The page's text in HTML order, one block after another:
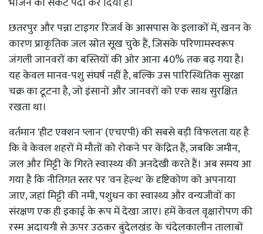
छतरपुर और पन्ना टाइगर रिजर्व के आसपास के इलाकों में, खनन के
कारण प्राकृतिक जल स्रोत सूख चुके हैं, जिसके परिणामस्वरूप
जंगली जानवरों का बस्तियों की ओर आना 40% तक बढ़ गया है।
यह केवल मानव-पशु संघर्ष नहीं है, बल्कि उस पारिस्थितिक सुरक्षा
चक्र का टूटना है, जो इंसानों और जानवरों को एक साथ सुरक्षित
रखता था।
वर्तमान 'हीट एक्शन प्लान' (एचएपी) की सबसे बड़ी विफलता यह है
कि वे केवल शहरों में मौतों को रोकने पर केंद्रित हैं, जबकि जमीन,
जल और मिट्टी के गिरते स्वास्थ्य की अनदेखी करते हैं। अब समय आ
गया है कि नीतिगत स्तर पर 'वन हेल्थ' के दृष्टिकोण को अपनाया
जाए, जहां मिट्टी की नमी, पशुधन का स्वास्थ्य और वन्यजीवों का
संरक्षण एक ही इकाई के रूप में देखा जाए। हमें केवल वृक्षारोपण की
रस्म अदायगी से ऊपर उठकर बुंदेलखंड के चंदेलकालीन तालाबों